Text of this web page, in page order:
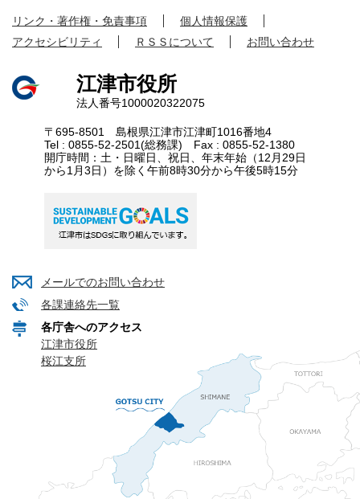
リンク・著作権・免責事項
個人情報保護
アクセシビリティ
ＲＳＳについて お問い合わせ
江津市役所
法人番号1000020322075
〒695-8501 島根県江津市江津町1016番地4
Tel : 0855-52-2501(総務課) Fax : 0855-52-1380
開庁時間：土・日曜日、祝日、年末年始（12月29日
から1月3日）を除く午前8時30分から午後5時15分
メールでのお問い合わせ
各課連絡先一覧
各庁舎へのアクセス
江津市役所
桜江支所